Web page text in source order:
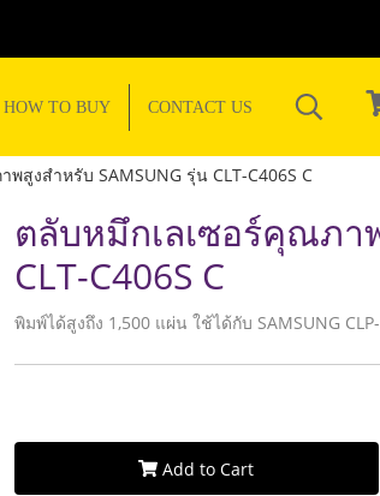
HOW TO BUY CONTACT US
สูงสำหรับ SAMSUNG รุ่น CLT-C406S C
ตลับหมึกเลเซอร์คุณภา
CLT-C406S C
พิมพ์ได้สูงถึง 1,500 แผ่น ใช้ได้กับ SAMSUNG
Add to Cart